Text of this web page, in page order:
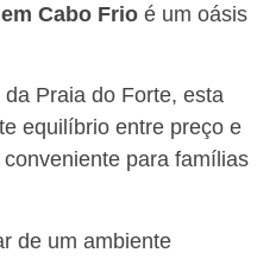
Cabo Frio é um oásis
Praia do Forte, esta
equilíbrio entre preço e
para famílias
de um ambiente